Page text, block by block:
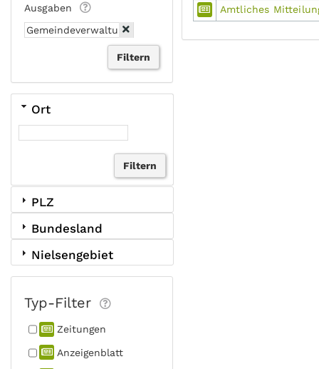
Ausgaben
Ort
PLZ
Bundesland
Nielsengebiet
Typ-Filter
Zeitungen
Anzeigen­blatt
Amtliches